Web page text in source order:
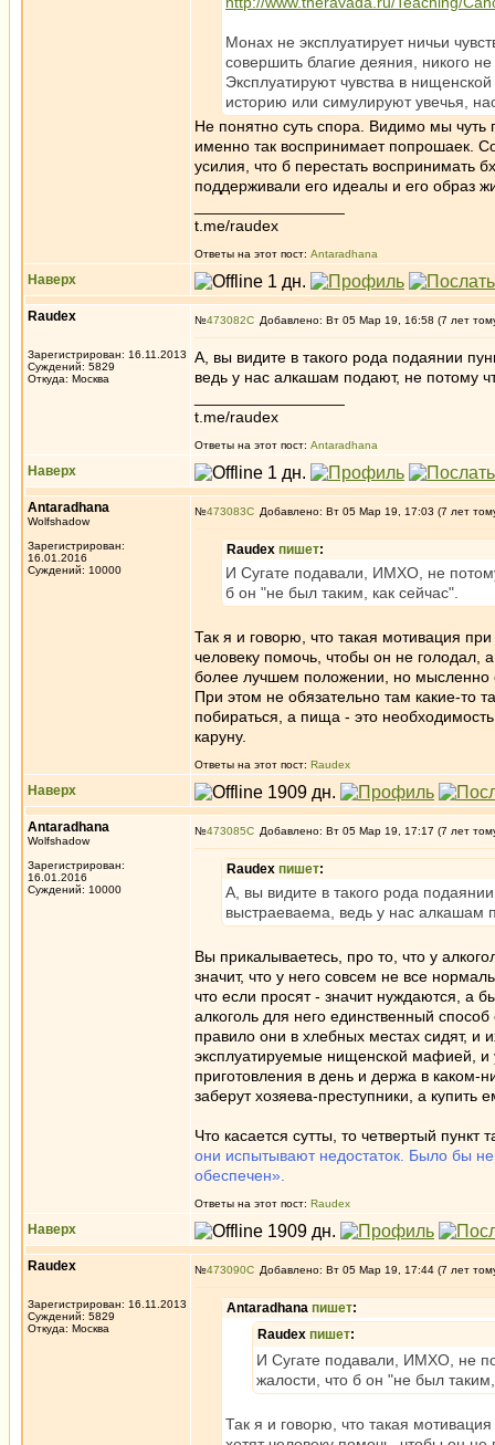
Монах не эксплуатирует ничьи
совершить благие деяния, никого
Эксплуатируют чувства в
историю или симулируют увечья,
Не понятно суть спора. Видимо мы
именно так воспринимает попрошаек.
усилия, что б перестать воспринимать
поддерживали его идеалы и его образ
t.me/raudex
Ответы на этот пост: Antaradhana
Наверх
Raudex
Зарегистрирован: 16.11.2013
Суждений: 5829
Откуда: Москва
№473082 Добавлено: Вт 05 Мар 19, 16:58 (7 лет
А, вы видите в такого рода подаянии
ведь у нас алкашам подают, не потому
t.me/raudex
Ответы на этот пост: Antaradhana
Наверх
Antaradhana
Wolfshadow
Зарегистрирован:
16.01.2016
Суждений: 10000
№473083 Добавлено: Вт 05 Мар 19, 17:03 (7 лет
Raudex пишет:
И Сугате подавали, ИМХО, не
б он "не был таким, как сейчас".
Так я и говорю, что такая мотивация
человеку помочь, чтобы он не голодал,
более лучшем положении, но мысленно
При этом не обязательно там какие-то
побираться, а пища - это
каруну.
Ответы на этот пост: Raudex
Наверх
Antaradhana
Wolfshadow
Зарегистрирован:
16.01.2016
Суждений: 10000
№473085 Добавлено: Вт 05 Мар 19, 17:17 (7 лет
Raudex пишет:
А, вы видите в такого рода
выстраеваема, ведь у нас алкашам
Вы прикалываетесь, про то, что у
значит, что у него совсем не все
что если просят - значит нуждаются, а
алкоголь для него единственный
правило они в хлебных местах сидят, и
эксплуатируемые нищенской мафией, и
приготовления в день и держа в каком-
заберут хозяева-преступники, а купить
Что касается сутты, то четвертый
они испытывают недостаток. Было бы
обеспечен».
Ответы на этот пост: Raudex
Наверх
Raudex
Зарегистрирован: 16.11.2013
Суждений: 5829
Откуда: Москва
№473090 Добавлено: Вт 05 Мар 19, 17:44 (7 лет
Antaradhana пишет:
Raudex пишет:
И Сугате подавали, ИМХО, не
жалости, что б он "не был
Так я и говорю, что такая